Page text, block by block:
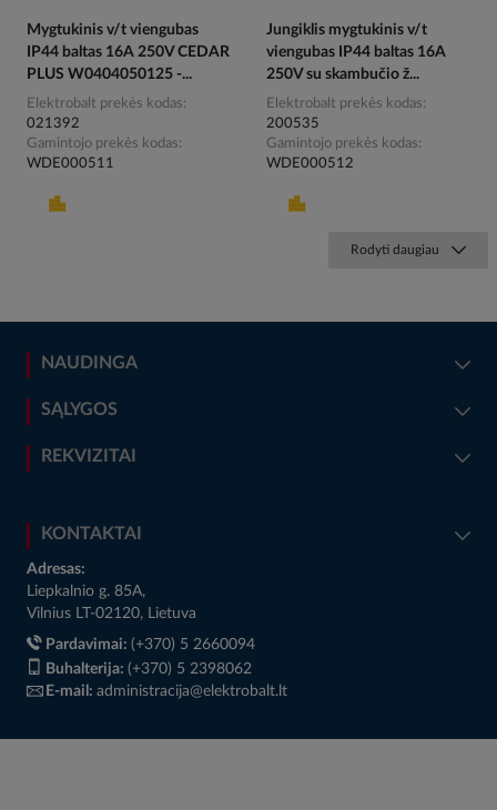
Mygtukinis v/t viengubas
IP44 baltas 16A 250V CEDAR
PLUS W0404050125 -...
Elektrobalt prekės kodas
021392
Gamintojo prekės kodas
WDE000511
Jungiklis mygtukinis v/t
viengubas IP44 baltas 16A
250V su skambučio ž...
Elektrobalt prekės kodas
200535
Gamintojo prekės kodas
WDE000512
Rodyti daugiau
NAUDINGA
SĄLYGOS
REKVIZITAI
KONTAKTAI
Adresas:
Liepkalnio g. 85A,
Vilnius LT-02120, Lietuva
Pardavimai: (+370) 5 2660094
Buhalterija: (+370) 5 2398062
E-mail: administracija@elektrobalt.lt